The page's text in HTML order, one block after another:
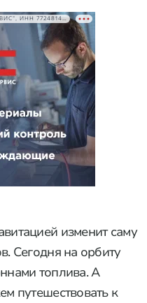
РЕКЛАМА • ООО "ТРАНСВЭЙ СЕРВИС", ИНН 7724814198
изменит саму
Сегодня на орбиту
топлива. А
путешествовать к